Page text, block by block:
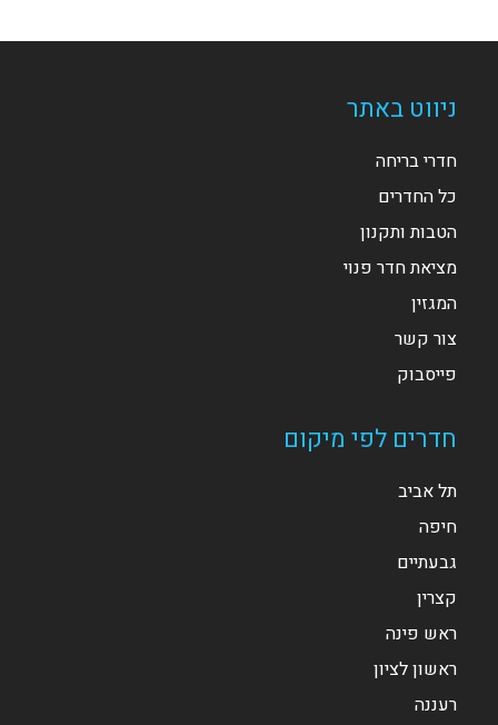
ניווט באתר
חדרי בריחה
כל החדרים
הטבות ותקנון
מציאת חדר פנוי
המגזין
צור קשר
פייסבוק
חדרים לפי מיקום
תל אביב
חיפה
גבעתיים
קצרין
ראש פינה
ראשון לציון
רעננה